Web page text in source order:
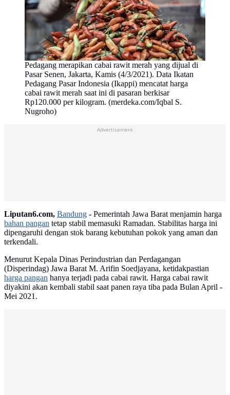
Pedagang merapikan cabai rawit merah yang dijual di
Pasar Senen, Jakarta, Kamis (4/3/2021). Data Ikatan
Pedagang Pasar Indonesia (Ikappi) mencatat harga
cabai rawit merah saat ini di pasaran berkisar
Rp120.000 per kilogram. (merdeka.com/Iqbal S.
Nugroho)
Advertisement
Liputan6.com, Bandung - Pemerintah Jawa Barat menjamin harga
bahan pangan tetap stabil memasuki Ramadan. Stabilitas harga ini
dipengaruhi dengan stok barang kebutuhan pokok yang aman dan
terkendali.
Menurut Kepala Dinas Perindustrian dan Perdagangan
(Disperindag) Jawa Barat M. Arifin Soedjayana, ketidakpastian
harga pangan hanya terjadi pada cabai rawit. Harga cabai rawit
diyakini akan kembali stabil saat panen raya tiba pada Bulan April -
Mei 2021.